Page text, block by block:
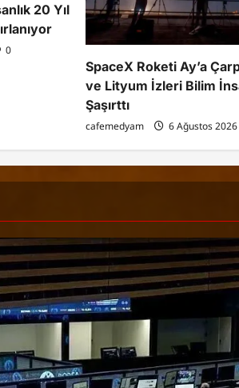
20 Yıl
0
SpaceX Roketi Ay’a
ve Lityum İzleri Bilim
Şaşırttı
cafemedyam 6 Ağustos 2026